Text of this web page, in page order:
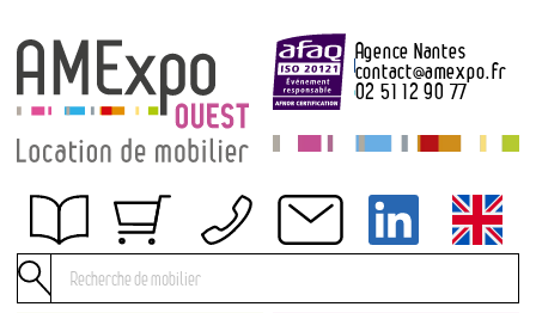
Agence Nantes
contact@amexpo.fr
02 51 12 90 77
Obtenir un devis
Conditions générales de location
Conditions de règlement